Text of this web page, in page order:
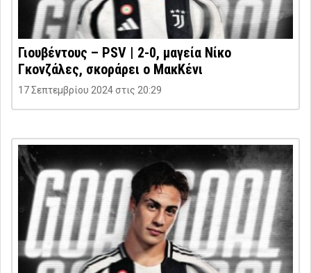
Γιουβέντους – PSV | 2-0, μαγεία Νίκο
Γκονζάλες, σκοράρει ο ΜακΚένι
17 Σεπτεμβρίου 2024 στις 20:29